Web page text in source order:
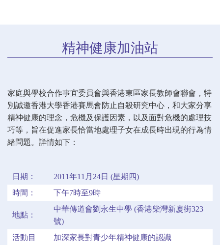
精神健康加油站
家庭與學校合作事宜委員會與香港東區家長教師會聯會，特
別誠邀香港大學香港賽馬會防止自殺研究中心，和大家分享
精神健康的理念，危機及保護因素，以及面對危機的處理技
巧等，旨在促進家長恰當地處理子女在成長時出現的行為情
緒問題。詳情如下：
日期：
2011年11月24日 (星期四)
時間：
下午7時至9時
地點：
中華傳道會劉永生中學 (香港柴灣新廈街323
號)
活動目
加深家長對青少年精神健康的認識